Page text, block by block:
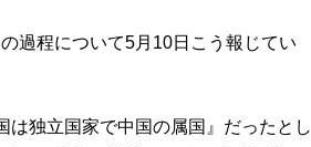
過程について5月10日こう報じてい
独立国家で中国の属国』だったとし